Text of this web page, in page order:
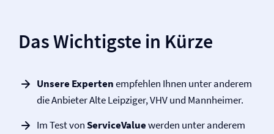
Das Wichtigste in Kürze
Unsere Expertenempfehlen Ihnen unter anderem
die Anbieter Alte Leipziger, VHV und Mannheimer.
Im Test vonServiceValuewerden unter anderem